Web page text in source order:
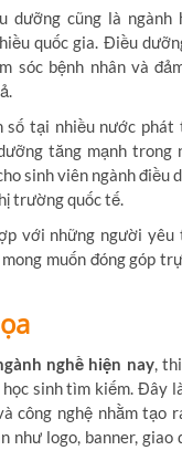
dưỡng cũng là ngành
quốc gia. Điều
sóc bệnh nhân và
số tại nhiều nước phát
tăng mạnh trong
sinh viên ngành điều
trường quốc tế.
với những người yêu
muốn đóng góp
nghề hiện nay,
sinh tìm kiếm. Đây
công nghệ nhằm tạo
như logo, banner, giao